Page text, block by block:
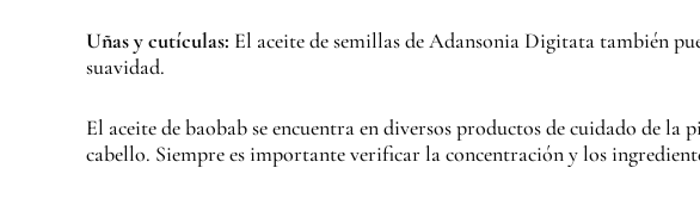
Uñas y cutículas: El aceite de semillas de Adansonia Digitata también
suavidad.
El aceite de baobab se encuentra en diversos productos de cuidado de
cabello. Siempre es importante verificar la concentración y los